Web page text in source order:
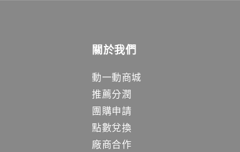
關於我們
動一動商城
推薦分潤
團購申請
點數兌換
廠商合作